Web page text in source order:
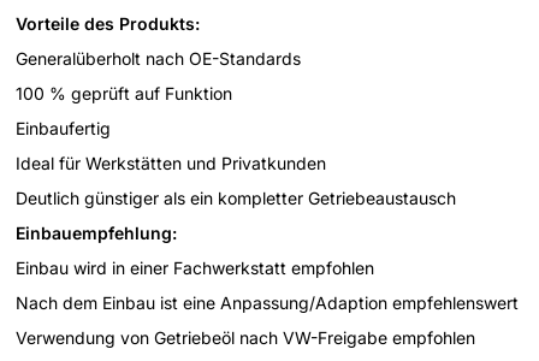
Vorteile des Produkts:
Generalüberholt nach OE-Standards
100 % geprüft auf Funktion
Einbaufertig
Ideal für Werkstätten und Privatkunden
Deutlich günstiger als ein kompletter Getriebeaustausch
Einbauempfehlung:
Einbau wird in einer Fachwerkstatt empfohlen
Nach dem Einbau ist eine Anpassung/Adaption empfehlenswert
Verwendung von Getriebeöl nach VW-Freigabe empfohlen